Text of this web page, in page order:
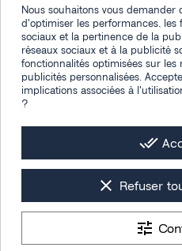
Suivi de commande
Connexion
Créez votre compte
Des questions
Contactez-nous
Facebook
Instagram
LinkedIn
Les photos de mise en situation sont
Tous droits réservés © 2026 -
Nous souhaitons vous demander
d'optimiser les performances, les
sociaux et la pertinence de la
réseaux sociaux et à la publicité
fonctionnalités optimisées sur les
publicités personnalisées.
implications associées à
?
done_all
clear Refuser
tune
9.4